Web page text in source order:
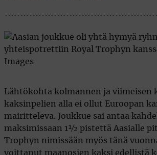
Lähtökohta kolmannen ja viimeisen
kaksinpelien alla ei ollut Euroopan
mairitteleva. Joukkue sai antaa
maksimissaan 1½ pistettä Aasialle
Trophyn nimissään myös tänä
voittanut maanosien kaksi edellistä